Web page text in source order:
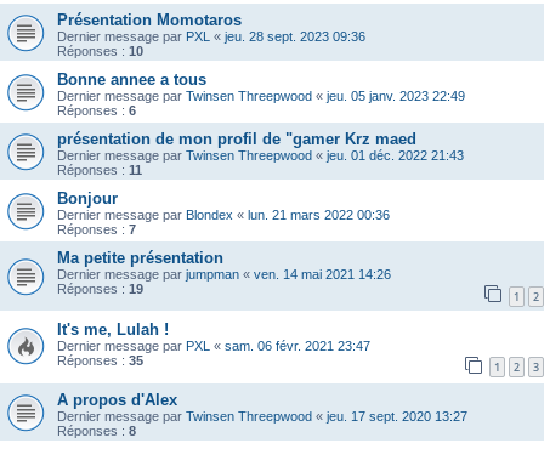
Présentation Momotaros
Dernier message par PXL « jeu. 28 sept. 2023 09:36
Réponses : 10
Bonne annee a tous
Dernier message par Twinsen Threepwood « jeu. 05 janv. 2023 22:49
Réponses : 6
présentation de mon profil de "gamer Krz maed
Dernier message par Twinsen Threepwood « jeu. 01 déc. 2022 21:43
Réponses : 11
Bonjour
Dernier message par Blondex « lun. 21 mars 2022 00:36
Réponses : 7
Ma petite présentation
Dernier message par jumpman « ven. 14 mai 2021 14:26
Réponses : 19 1 2
It's me, Lulah !
Dernier message par PXL « sam. 06 févr. 2021 23:47
Réponses : 35 1 2 3
A propos d'Alex
Dernier message par Twinsen Threepwood « jeu. 17 sept. 2020 13:27
Réponses : 8